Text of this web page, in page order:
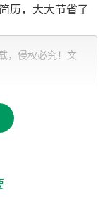
历，大大节省了
求职者的个人经
要求的简历。这
得面试机会的概
的形象，增加求
，侵权必究！文